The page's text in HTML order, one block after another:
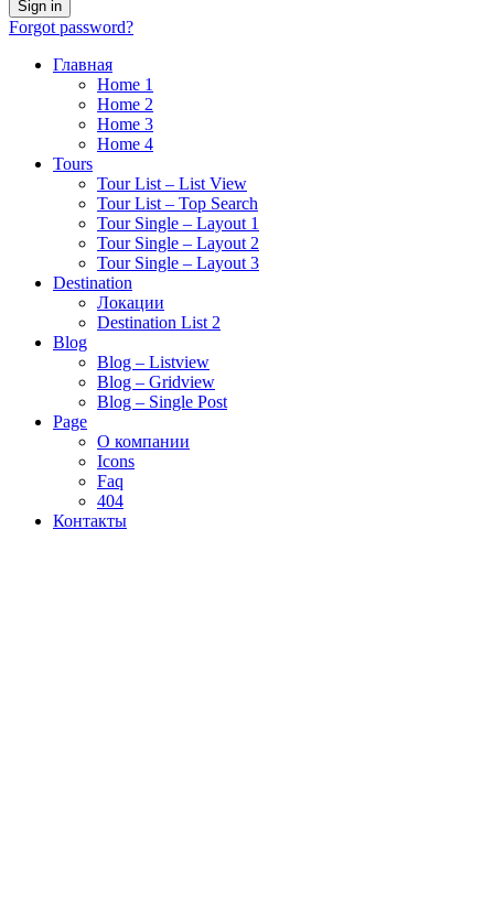
Forgot password?
Главная
Home 1
Home 2
Home 3
Home 4
Tours
Tour List – List View
Tour List – Top Search
Tour Single – Layout 1
Tour Single – Layout 2
Tour Single – Layout 3
Destination
Локации
Destination List 2
Blog
Blog – Listview
Blog – Gridview
Blog – Single Post
Page
О компании
Icons
Faq
404
Контакты